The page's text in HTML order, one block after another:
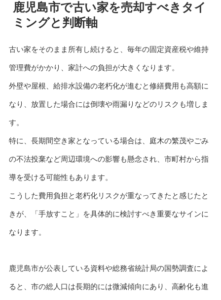
鹿児島市で古い家を売却すべきタイ
ミングと判断軸
古い家をそのまま所有し続けると、毎年の固定資産税や維持
管理費がかかり、家計への負担が大きくなります。
外壁や屋根、給排水設備の老朽化が進むと修繕費用も高額に
なり、放置した場合には倒壊や雨漏りなどのリスクも増しま
す。
特に、長期間空き家となっている場合は、庭木の繁茂やごみ
の不法投棄など周辺環境への影響も懸念され、市町村から指
導を受ける可能性もあります。
こうした費用負担と老朽化リスクが重なってきたと感じたと
きが、「手放すこと」を具体的に検討すべき重要なサインに
なります。
鹿児島市が公表している資料や総務省統計局の国勢調査によ
ると、市の総人口は長期的には微減傾向にあり、高齢化も進